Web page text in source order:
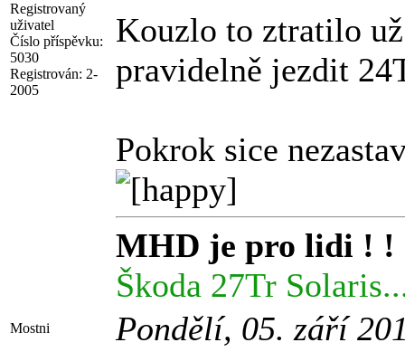
Registrovaný
uživatel
Číslo příspěvku:
5030
Registrován: 2-
2005
Kouzlo to ztratilo
pravidelně jezdit
Pokrok sice
MHD je pro lidi ! !
Škoda 27Tr
Mostni Pondělí, 05. září